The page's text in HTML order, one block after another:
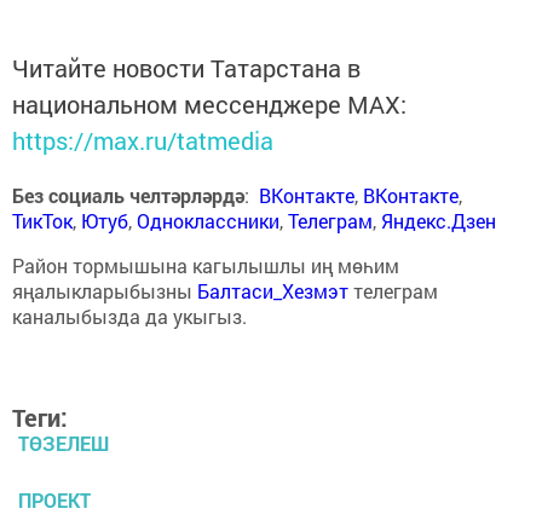
Читайте новости Татарстана в
национальном мессенджере MАХ:
https://max.ru/tatmedia
Без социаль челтәрләрдә: ВКонтакте, ВКонтакте,
ТикТок, Ютуб,Одноклассники,Телеграм, Яндекс.Дзен
Район тормышына кагылышлы иң мөһим
яңалыкларыбызны Балтаси_Хезмэттелеграм
каналыбызда да укыгыз.
Теги:
ТӨЗЕЛЕШ
ПРОЕКТ